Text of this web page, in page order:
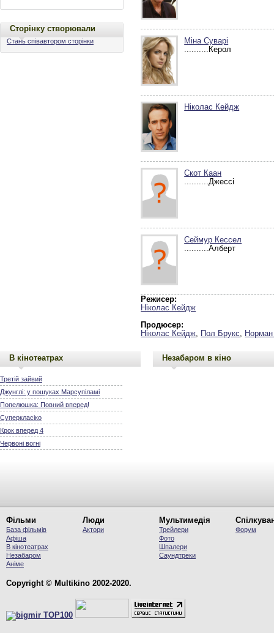
Сторінку створювали
Стань співавтором сторінки
Міна Суварі
..........Керол
Ніколас Кейдж
Скот Каан
..........Джессі
Сеймур Кессел
..........Алберт
Режисер:
Ніколас Кейдж
Продюсер:
Ніколас Кейдж, Пол Брукс, Норман
В кінотеатрах
Третій зайвий
Джунглі: у пошуках Марсупіламі
Попелюшка: Повний вперед!
Суперкласіко
Крок вперед 4
Червоні вогні
Незабаром в кіно
Фільми
База фільмів
Афіша
В кінотеатрах
Незабаром
Аніме
Люди
Актори
Мультимедія
Трейлери
Фото
Шпалери
Саундтреки
Форум
Copyright © Multikino 2002-2020.